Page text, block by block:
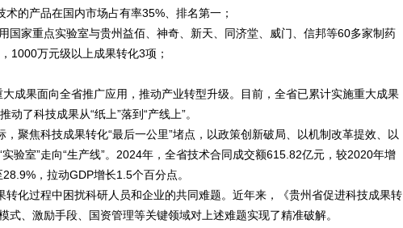
的产品在国内市场占有率35%、排名第一；
家重点实验室与贵州益佰、神奇、新天、同济堂、威门、信邦等60多家制药
1000万元级以上成果转化3项；
果面向全省推广应用，推动产业转型升级。目前，全省已累计实施重大成果
了科技成果从“纸上”落到“产线上”。
聚焦科技成果转化“最后一公里”堵点，以政策创新破局、以机制改革提效、以
验室”走向“生产线”。2024年，全省技术合同成交额615.82亿元，较2020年增
，拉动GDP增长1.5个百分点。
化过程中困扰科研人员和企业的共同难题。近年来，《贵州省促进科技成果转
、激励手段、国资管理等关键领域对上述难题实现了精准破解。